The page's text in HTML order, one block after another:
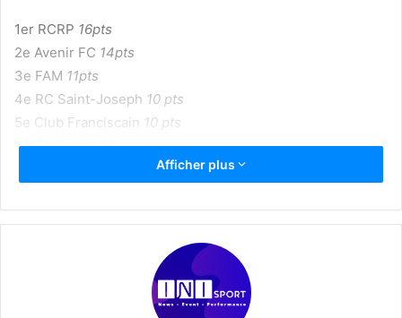
1er RCRP 16pts
2e Avenir FC 14pts
3e FAM 11pts
4e RC Saint-Joseph 10 pts
5e Club Franciscain 10 pts
6e Émulation10 pts
9e Club Colonial5pts
10e Ent. US Lorrinoise/Samaritaine
Afficher plus